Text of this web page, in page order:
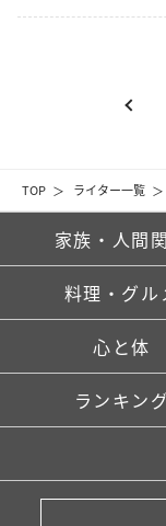
TOP ライター一覧
家族・人間
料理・グル
心と体
ランキング